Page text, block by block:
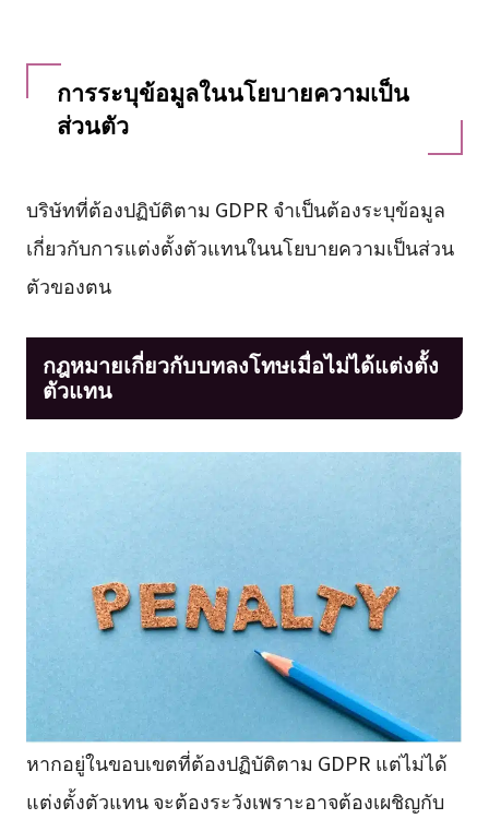
การระบุข้อมูลในนโยบายความเป็น
ส่วนตัว
บริษัทที่ต้องปฏิบัติตาม GDPR จำเป็นต้องระบุข้อมูล
เกี่ยวกับการแต่งตั้งตัวแทนในนโยบายความเป็นส่วน
ตัวของตน
กฎหมายเกี่ยวกับบทลงโทษเมื่อไม่ได้แต่งตั้ง
ตัวแทน
หากอยู่ในขอบเขตที่ต้องปฏิบัติตาม GDPR แต่ไม่ได้
แต่งตั้งตัวแทน จะต้องระวังเพราะอาจต้องเผชิญกับ